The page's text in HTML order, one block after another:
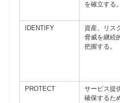
を確立する。
IDENTIFY
資産、リス
脅威を継続
把握する。
PROTECT
サービス提
確保するた